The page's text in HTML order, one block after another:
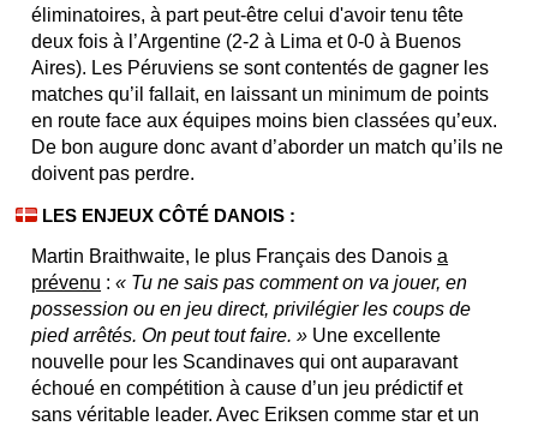
éliminatoires, à part peut-être celui d'avoir tenu tête
deux fois à l’Argentine (2-2 à Lima et 0-0 à Buenos
Aires). Les Péruviens se sont contentés de gagner les
matches qu’il fallait, en laissant un minimum de points
en route face aux équipes moins bien classées qu’eux.
De bon augure donc avant d’aborder un match qu’ils ne
doivent pas perdre.
LES ENJEUX CÔTÉ DANOIS :
Martin Braithwaite, le plus Français des Danoisa
prévenu :« Tu ne sais pas comment on va jouer, en
possession ou en jeu direct, privilégier les coups de
pied arrêtés. On peut tout faire. » Une excellente
nouvelle pour les Scandinaves qui ont auparavant
échoué en compétition à cause d’un jeu prédictif et
sans véritable leader. Avec Eriksen comme star et un